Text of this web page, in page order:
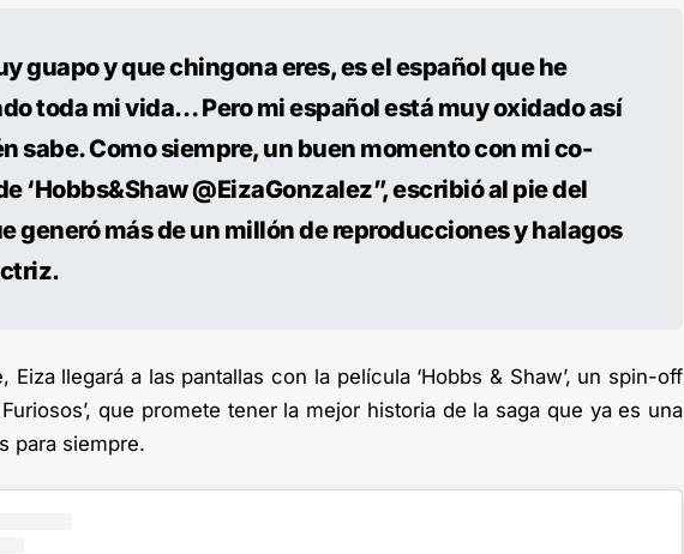
guapo y que chingona eres, es el español que he
toda mi vida… Pero mi español está muy oxidado así
sabe. Como siempre, un buen momento con mi co-
‘Hobbs&Shaw @EizaGonzalez”, escribió al pie del
generó más de un millón de reproducciones y halagos
Eiza llegará a las pantallas con la película ‘Hobbs & Shaw’, un spin-off
Furiosos’, que promete tener la mejor historia de la saga que ya es una
para siempre.